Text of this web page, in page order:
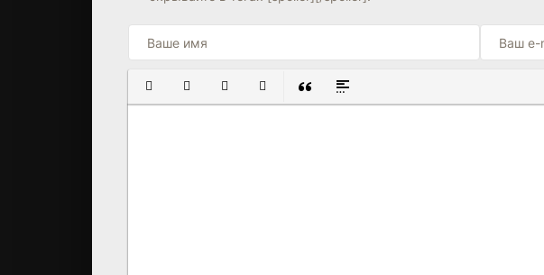
ПОЛУЖИРНЫЙ
КУРСИВПОДЧЕРКНУТЫЙ
ЗАЧЕРКНУТЫЙ
ВСТАВКА ЦИТАТЫ
ВСТАВКА СПОЙЛЕРА